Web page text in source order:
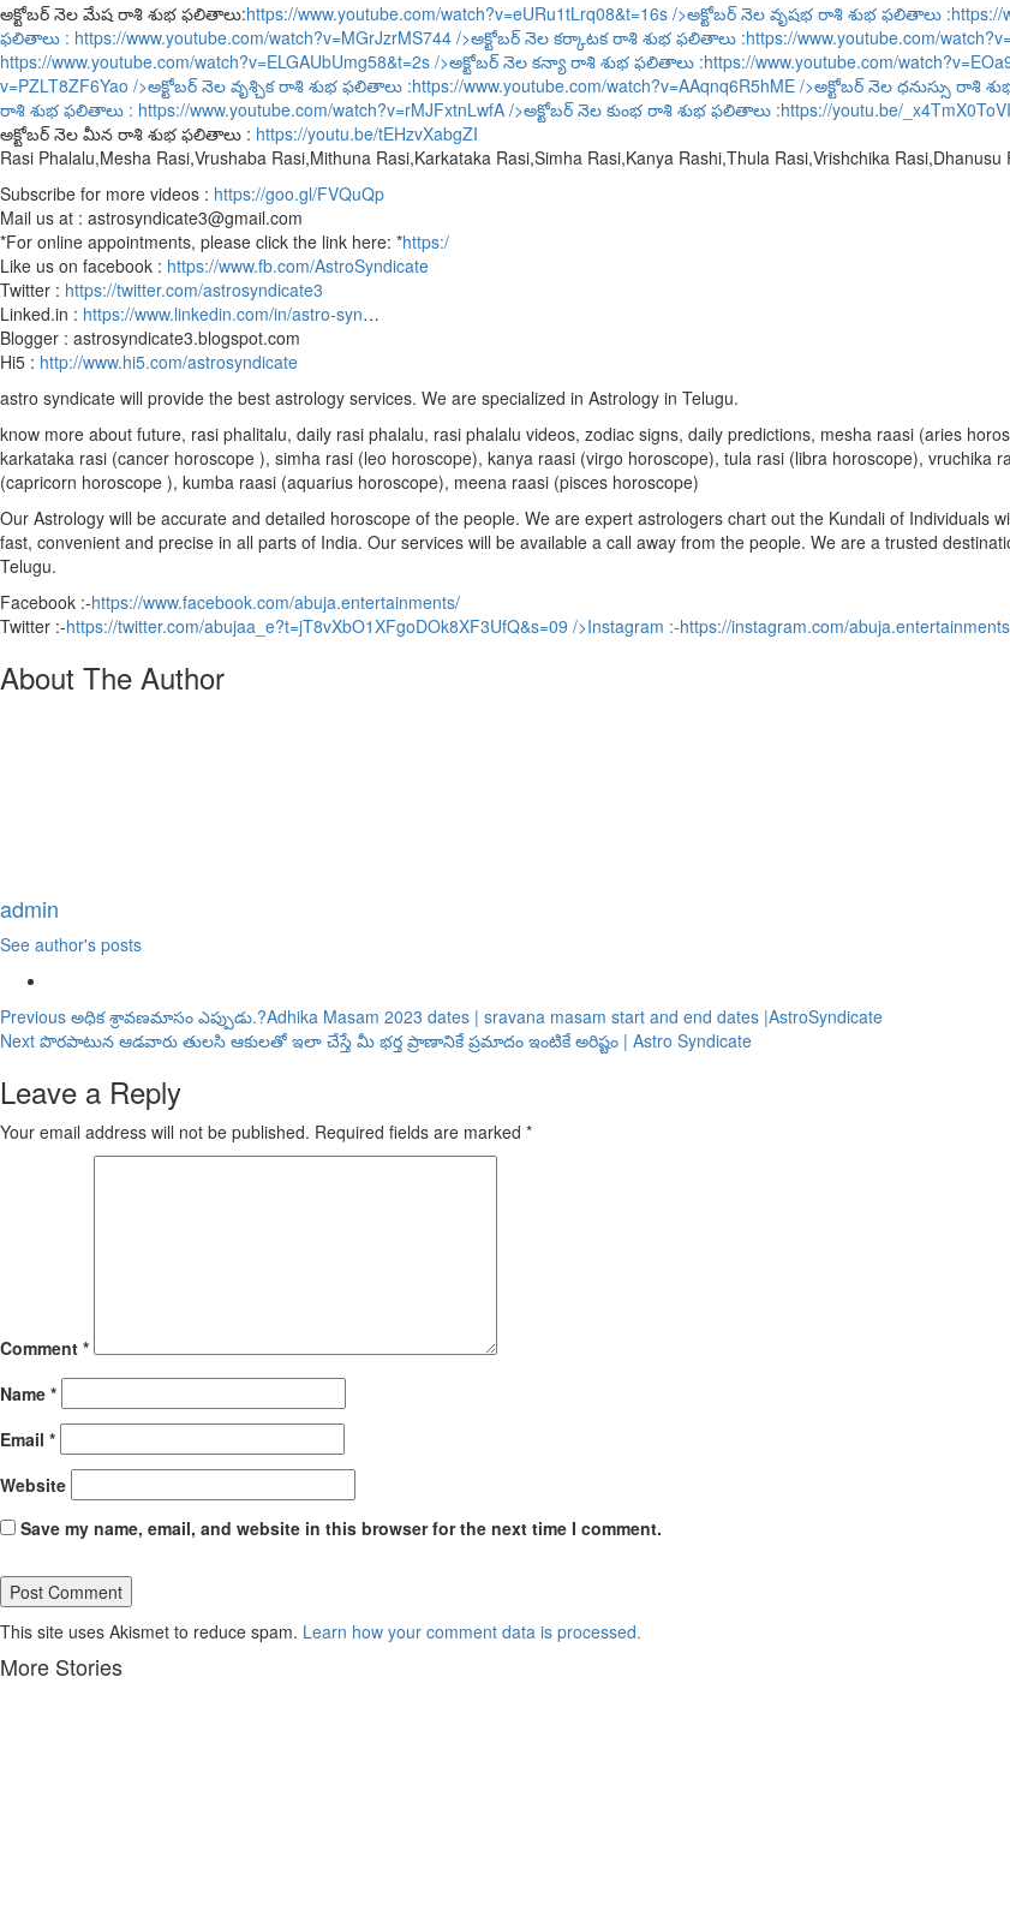
అక్టోబర్ నెల మేష రాశి శుభ ఫలితాలు:https://www.youtube.com/watch?v=eURu1tLrq08&t=16s />అక్టోబర్ నెల వృషభ రాశి శుభ ఫలితాలు :https://
ఫలితాలు : https://www.youtube.com/watch?v=MGrJzrMS744 />అక్టోబర్ నెల కర్కాటక రాశి శుభ ఫలితాలు :https://www.youtube.com/
https://www.youtube.com/watch?v=ELGAUbUmg58&t=2s />అక్టోబర్ నెల కన్యా రాశి శుభ ఫలితాలు :https://www.youtube.com/
v=PZLT8ZF6Yao />అక్టోబర్ నెల వృశ్చిక రాశి శుభ ఫలితాలు :https://www.youtube.com/watch?v=AAqnq6R5hME />అక్టోబర్ నెల ధనుస్సు రాశి
రాశి శుభ ఫలితాలు : https://www.youtube.com/watch?v=rMJFxtnLwfA />అక్టోబర్ నెల కుంభ రాశి శుభ ఫలితాలు :https://youtu.be/_x4TmX0ToVI
అక్టోబర్ నెల మీన రాశి శుభ ఫలితాలు : https://youtu.be/tEHzvXabgZI
Rasi Phalalu,Mesha Rasi,Vrushaba Rasi,Mithuna Rasi,Karkataka Rasi,Simha Rasi,Kanya Rashi,Thula Rasi,Vrishchika
Subscribe for more videos : https://goo.gl/FVQuQp
Mail us at : astrosyndicate3@gmail.com
*For online appointments, please click the link here: *https:/
Like us on facebook : https://www.fb.com/AstroSyndicate
Twitter : https://twitter.com/astrosyndicate3
Linked.in : https://www.linkedin.com/in/astro-syn…
Blogger : astrosyndicate3.blogspot.com
Hi5 : http://www.hi5.com/astrosyndicate
astro syndicate will provide the best astrology services. We are specialized in Astrology in Telugu.
know more about future, rasi phalitalu, daily rasi phalalu, rasi phalalu videos, zodiac signs, daily predictions, mesha raasi (aries
karkataka rasi (cancer horoscope ), simha rasi (leo horoscope), kanya raasi (virgo horoscope), tula rasi (libra horoscope),
(capricorn horoscope ), kumba raasi (aquarius horoscope), meena raasi (pisces horoscope)
Our Astrology will be accurate and detailed horoscope of the people. We are expert astrologers chart out the Kundali of Individuals
fast, convenient and precise in all parts of India. Our services will be available a call away from the people. We are a trusted
Telugu.
Facebook :-https://www.facebook.com/abuja.entertainments/
Twitter :-https://twitter.com/abujaa_e?t=jT8vXbO1XFgoDOk8XF3UfQ&s=09 />Instagram :-https://instagram.com/
About The Author
admin
See author's posts
Continue
Reading
Previous అధిక శ్రావణమాసం ఎప్పుడు.?Adhika Masam 2023 dates | sravana masam start and end dates |AstroSyndicate
Next పొరపాటున ఆడవారు తులసి ఆకులతో ఇలా చేస్తే మీ భర్త ప్రాణానికే ప్రమాదం ఇంటికే అరిష్టం | Astro Syndicate
Leave a Reply
Your email address will not be published. Required fields are marked *
Comment *
Name *
Email *
Website
Save my name, email, and website in this browser for the next time I comment.
This site uses Akismet to reduce spam. Learn how your comment data is processed.
More Stories